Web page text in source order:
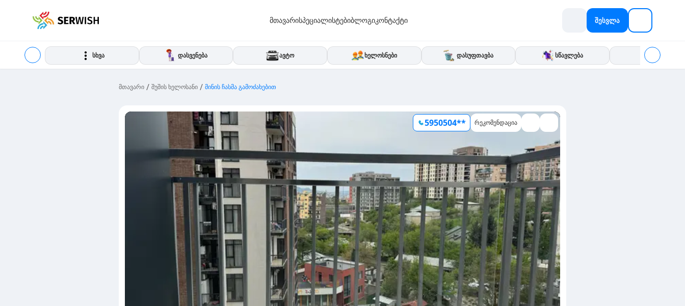
მთავარისპეციალისტებიბლოგიკონტაქტი შესვლა
სხვა დასვენება ავტო ხელოსნები დასუფთავბა სწავლება IT
მთავარი / შუშის ხელოსანი / მინის ჩასმა გამოძახებით
5950504** რეკომენდაცია